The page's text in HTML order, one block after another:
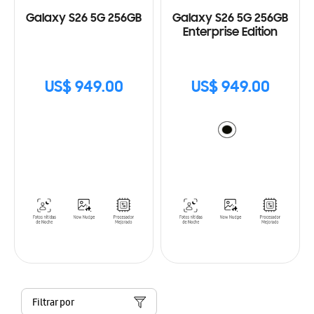
Galaxy S26 5G 256GB
US$ 949.00
Galaxy S26 5G 256GB
Enterprise Edition
US$ 949.00
Filtrar por